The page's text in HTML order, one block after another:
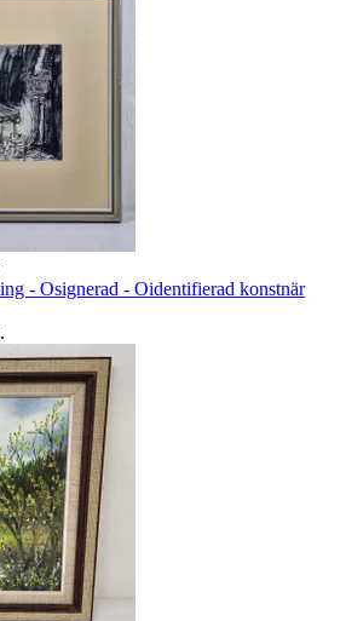
- Osignerad - Oidentifierad konstnär
.